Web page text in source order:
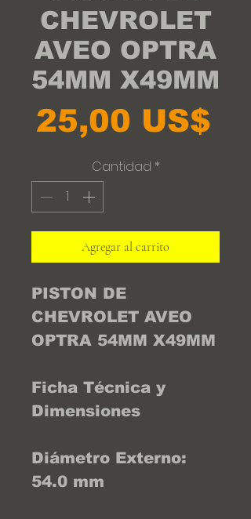
CHEVROLET
AVEO OPTRA
54MM X49MM
25,00 US$
Cantidad *
Agregar al carrito
PISTON DE
CHEVROLET AVEO
OPTRA 54MM X49MM
Ficha Técnica y
Dimensiones
Diámetro Externo:
54.0 mm